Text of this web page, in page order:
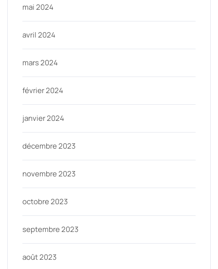
mai 2024
avril 2024
mars 2024
février 2024
janvier 2024
décembre 2023
novembre 2023
octobre 2023
septembre 2023
août 2023